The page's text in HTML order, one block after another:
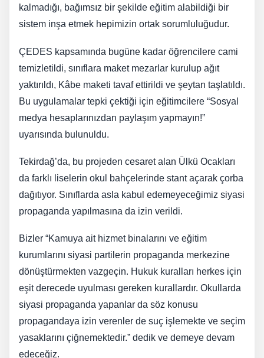
kalmadığı, bağımsız bir şekilde eğitim alabildiği bir
sistem inşa etmek hepimizin ortak sorumluluğudur.
ÇEDES kapsamında bugüne kadar öğrencilere cami
temizletildi, sınıflara maket mezarlar kurulup ağıt
yaktırıldı, Kâbe maketi tavaf ettirildi ve şeytan taşlatıldı.
Bu uygulamalar tepki çektiği için eğitimcilere “Sosyal
medya hesaplarınızdan paylaşım yapmayın!”
uyarısında bulunuldu.
Tekirdağ’da, bu projeden cesaret alan Ülkü Ocakları
da farklı liselerin okul bahçelerinde stant açarak çorba
dağıtıyor. Sınıflarda asla kabul edemeyeceğimiz siyasi
propaganda yapılmasına da izin verildi.
Bizler “Kamuya ait hizmet binalarını ve eğitim
kurumlarını siyasi partilerin propaganda merkezine
dönüştürmekten vazgeçin. Hukuk kuralları herkes için
eşit derecede uyulması gereken kurallardır. Okullarda
siyasi propaganda yapanlar da söz konusu
propagandaya izin verenler de suç işlemekte ve seçim
yasaklarını çiğnemektedir.” dedik ve demeye devam
edeceğiz.